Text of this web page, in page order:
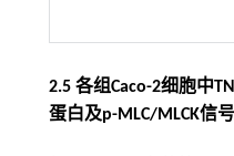
2.5 各组Caco-2细胞中
蛋白及p-MLC/MLCK信